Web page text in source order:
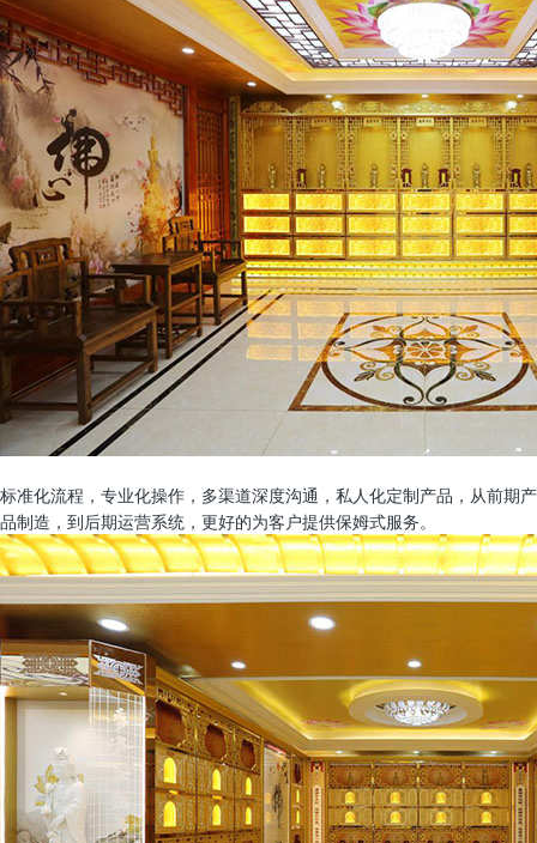
标准化流程，专业化操作，多渠道深度沟通，私人化定制产品，从前期产
品制造，到后期运营系统，更好的为客户提供保姆式服务。